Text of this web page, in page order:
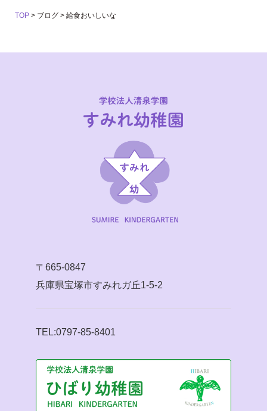
TOP > ブログ > 給食おいしいな
〒665-0847
兵庫県宝塚市すみれガ丘1-5-2
TEL:0797-85-8401